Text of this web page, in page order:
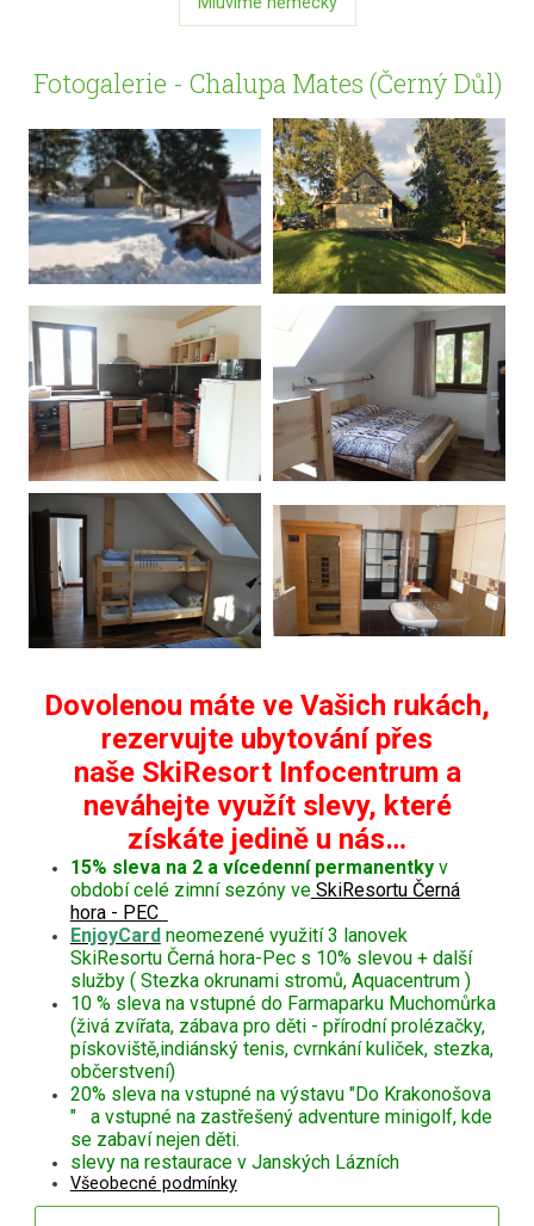
Fotogalerie - Chalupa Mates (Černý Důl)
Dovolenou máte ve Vašich rukách,
rezervujte ubytování přes
naše SkiResort Infocentrum a
neváhejte využít slevy, které
získáte jedině u nás…
15% sleva na 2 a vícedenní permanentkyv
období celé zimní sezóny veSkiResortu Černá
hora - PEC
EnjoyCard neomezené využití 3 lanovek
SkiResortu Černá hora-Pec s 10% slevou + další
služby ( Stezka okrunami stromů, Aquacentrum )
10 % sleva na vstupné do Farmaparku Muchomůrka
(živá zvířata, zábava pro děti - přírodní prolézačky,
pískoviště,indiánský tenis, cvrnkání kuliček, stezka,
občerstvení)
20% sleva na vstupné na výstavu "Do Krakonošova
" a vstupné na zastřešený adventure minigolf, kde
se zabaví nejen děti.
slevy na restaurace v Janských Lázních
Všeobecné podmínky